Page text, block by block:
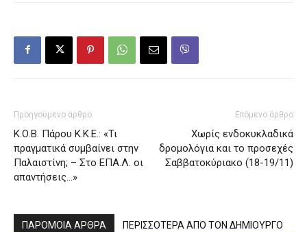
Προηγούμενο άρθρο
Κ.Ο.Β. Πάρου Κ.Κ.Ε.: «Τι
πραγματικά συμβαίνει στην
Παλαιστίνη; – Στο ΕΠΑ.Λ. οι
απαντήσεις…»
Επόμενο άρθρο
Χωρίς ενδοκυκλαδικά
δρομολόγια και το προσεχές
Σαββατοκύριακο (18-19/11)
ΠΑΡΟΜΟΙΑ ΑΡΘΡΑ ΠΕΡΙΣΣΟΤΕΡΑ ΑΠΟ ΤΟΝ ΔΗΜΙΟΥΡΓΟ